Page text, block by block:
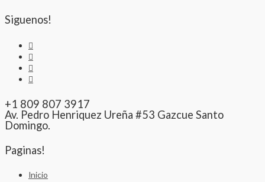
Siguenos!
+1 809 807 3917
Av. Pedro Henriquez Ureña #53 Gazcue Santo
Domingo.
Paginas!
Inicio